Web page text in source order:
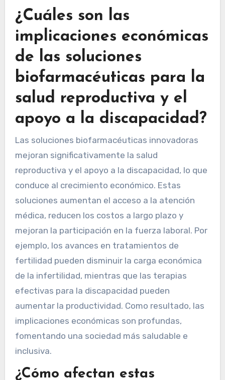
¿Cuáles son las
implicaciones económicas
de las soluciones
biofarmacéuticas para la
salud reproductiva y el
apoyo a la discapacidad?
Las soluciones biofarmacéuticas innovadoras
mejoran significativamente la salud
reproductiva y el apoyo a la discapacidad, lo que
conduce al crecimiento económico. Estas
soluciones aumentan el acceso a la atención
médica, reducen los costos a largo plazo y
mejoran la participación en la fuerza laboral. Por
ejemplo, los avances en tratamientos de
fertilidad pueden disminuir la carga económica
de la infertilidad, mientras que las terapias
efectivas para la discapacidad pueden
aumentar la productividad. Como resultado, las
implicaciones económicas son profundas,
fomentando una sociedad más saludable e
inclusiva.
¿Cómo afectan estas